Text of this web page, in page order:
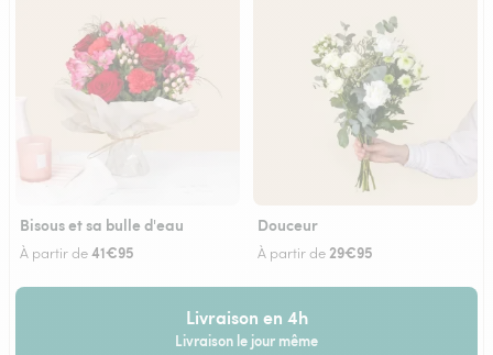
Bisous et sa bulle d'eau
À partir de41€95
Douceur
À partir de 29€95
Livraison en 4h
Livraison le jour même